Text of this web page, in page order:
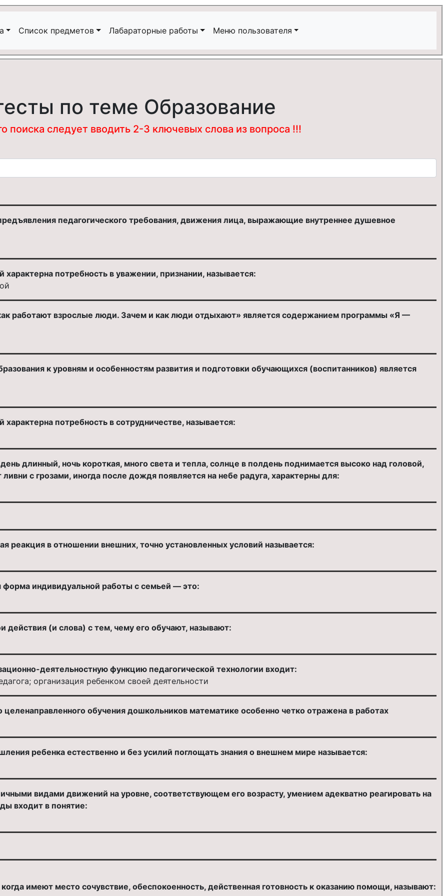
Список предметов Лабараторные работы Меню пользователя
по теме Образование
поиска следует вводить 2-3 ключевых слова из вопроса !!!
педагогического требования, движения лица, выражающие внутреннее душевное
потребность в уважении, признании, называется:
работают взрослые люди. Зачем и как люди отдыхают» является содержанием программы «Я —
к уровням и особенностям развития и подготовки обучающихся (воспитанников) является
потребность в сотрудничестве, называется:
длинный, ночь короткая, много света и тепла, солнце в полдень поднимается высоко над головой,
с грозами, иногда после дождя появляется на небе радуга, характерны для:
реакция в отношении внешних, точно установленных условий называется:
форма индивидуальной работы с семьей — это:
действия (и слова) с тем, чему его обучают, называют:
деятельностную функцию педагогической технологии входит:
организация ребенком своей деятельности
обучения дошкольников математике особенно четко отражена в работах
ребенка естественно и без усилий поглощать знания о внешнем мире называется:
видами движений на уровне, соответствующем его возрасту, умением адекватно реагировать на
входит в понятие:
имеют место сочувствие, обеспокоенность, действенная готовность к оказанию помощи, называют: